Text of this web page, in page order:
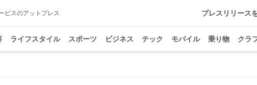
ビスのアットプレス プレスリリース
ライフスタイル スポーツ ビジネス テック モバイル 乗り物 クラ